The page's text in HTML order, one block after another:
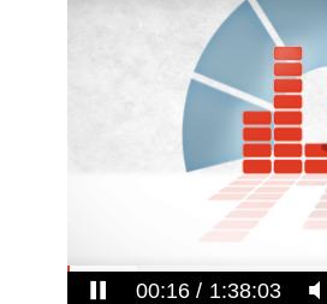
00:16 1:38:03